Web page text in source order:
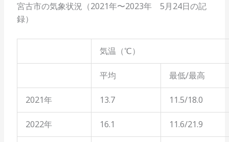
宮古市の気象状況（2021年〜2023年 5月24日の記
録）
気温（℃）
平均 最低/最高
2021年 13.7 11.5/18.0
2022年 16.1 11.6/21.9